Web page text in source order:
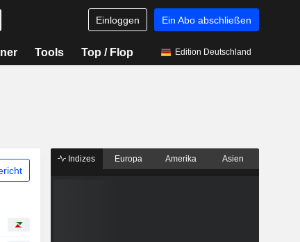
Einloggen Ein Abo abschließen
Tools Top / Flop Edition Deutschland
Indizes Europa Amerika Asien